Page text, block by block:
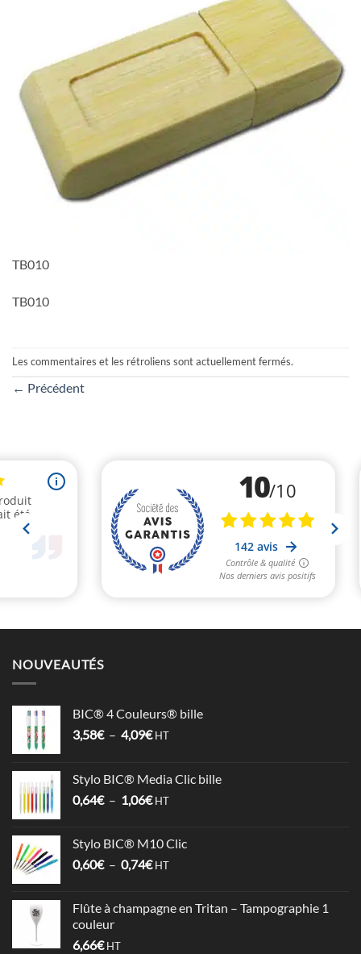
TB010
TB010
Les commentaires et les rétroliens sont actuellement fermés.
← Précédent
NOUVEAUTÉS
BIC® 4 Couleurs® bille
3,58€ – 4,09€Plage
3,58€
à
HT
Stylo BIC® Media Clic bille
0,64€ – 1,06€Plage
0,64€
à
HT
Stylo BIC® M10 Clic
0,60€ – 0,74€Plage
0,60€
HT
Flûte à champagne en Tritan – Tampographie 1
couleur
6,66€ HT